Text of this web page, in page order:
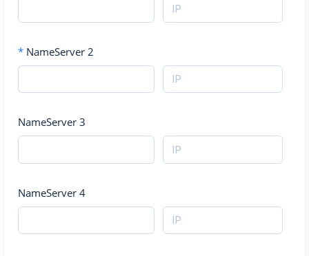
* NameServer 2
NameServer 3
NameServer 4